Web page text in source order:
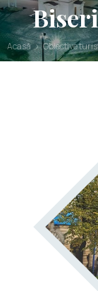
Acasă Obiective